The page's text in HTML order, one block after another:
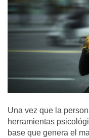
Una vez que la
herramientas
base que genera el